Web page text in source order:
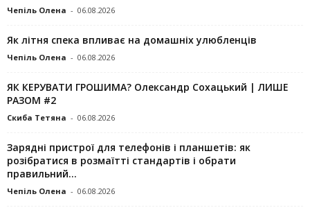
Чепіль Олена - 06.08.2026
Як літня спека впливає на домашніх улюбленців
Чепіль Олена - 06.08.2026
ЯК КЕРУВАТИ ГРОШИМА? Олександр Сохацький | ЛИШЕ
РАЗОМ #2
Скиба Тетяна - 06.08.2026
Зарядні пристрої для телефонів і планшетів: як
розібратися в розмаїтті стандартів і обрати
правильний...
Чепіль Олена - 06.08.2026